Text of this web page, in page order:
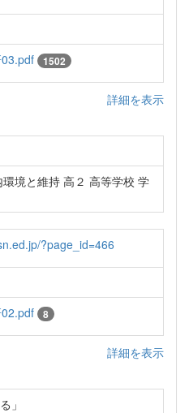
1502
詳細を表示
境と維持 高２ 高等学校 学
?page_id=466
8
詳細を表示
」